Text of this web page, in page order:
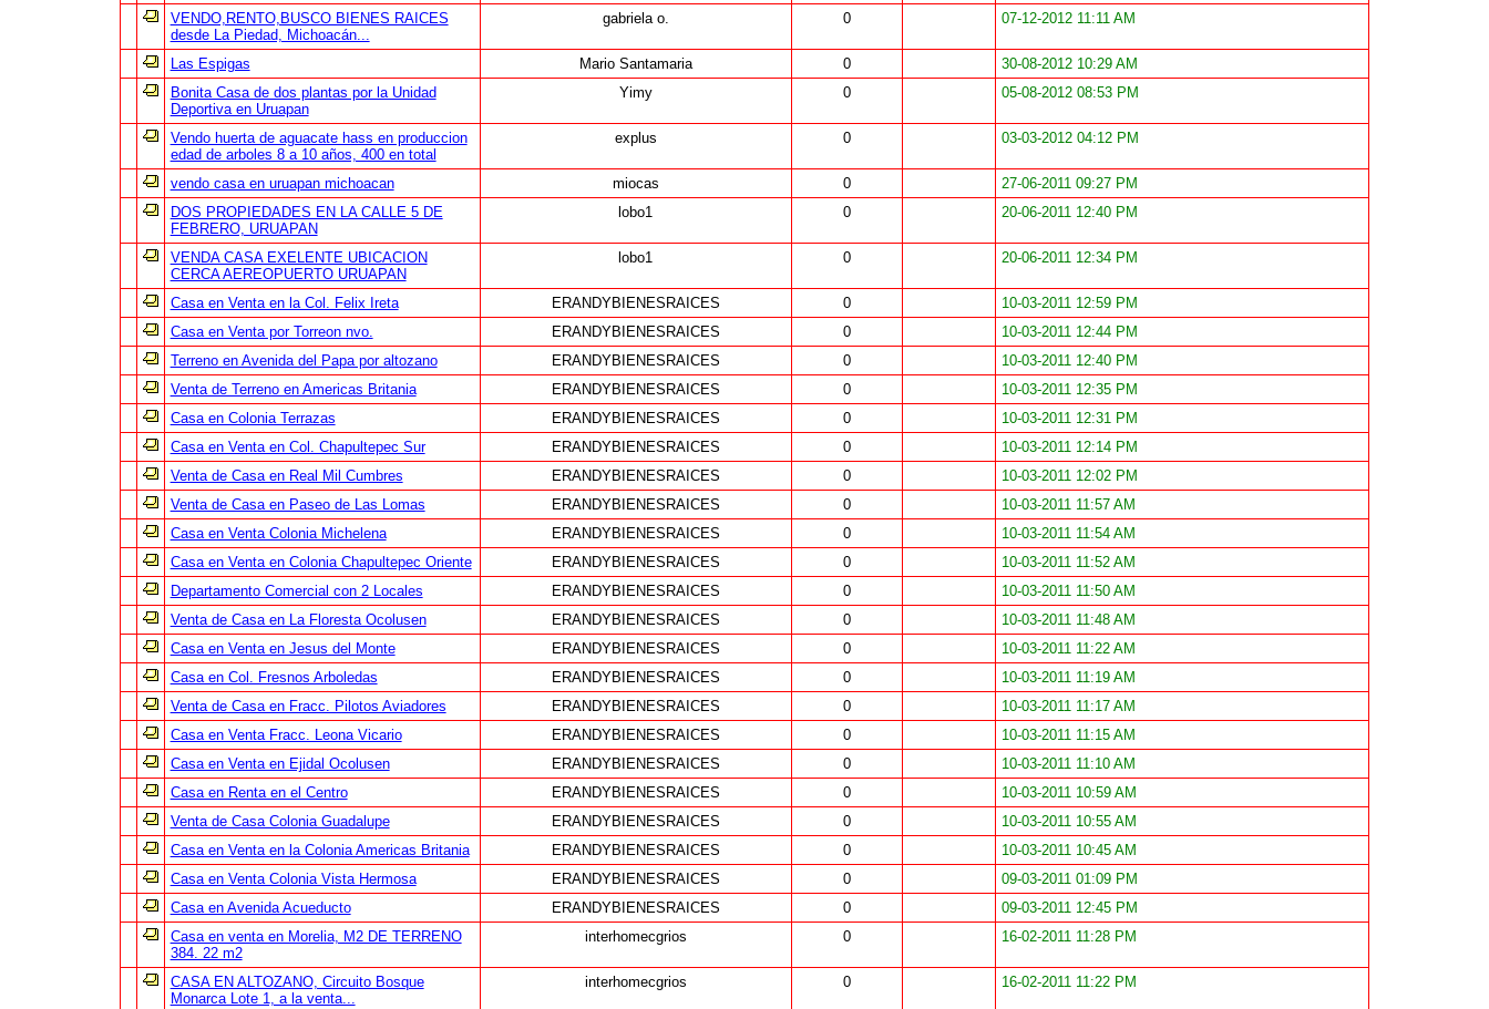
VENDO,RENTO,BUSCO BIENES RAICES
desde La Piedad, Michoacán...
gabriela o. 0 07-12-2012 11:11 AM
Las Espigas Mario Santamaria 0
30-08-2012 10:29 AM
Bonita Casa de dos plantas por la Unidad
Deportiva en Uruapan
Yimy 0 05-08-2012 08:53 PM
Vendo huerta de aguacate hass en produccion
edad de arboles 8 a 10 años, 400 en total
explus 0 03-03-2012 04:12 PM
vendo casa en uruapan michoacan miocas 0
27-06-2011 09:27 PM
DOS PROPIEDADES EN LA CALLE 5 DE
FEBRERO, URUAPAN
lobo1 0 20-06-2011 12:40 PM
VENDA CASA EXELENTE UBICACION
CERCA AEREOPUERTO URUAPAN
lobo1 0 20-06-2011 12:34 PM
Casa en Venta en la Col. Felix Ireta ERANDYBIENESRAICES 0
10-03-2011 12:59 PM
Casa en Venta por Torreon nvo.
ERANDYBIENESRAICES 0
10-03-2011 12:44 PM
Terreno en Avenida del Papa por altozano
ERANDYBIENESRAICES 0
10-03-2011 12:40 PM
Venta de Terreno en Americas Britania
ERANDYBIENESRAICES 0
10-03-2011 12:35 PM
Casa en Colonia Terrazas
ERANDYBIENESRAICES 0
10-03-2011 12:31 PM
Casa en Venta en Col. Chapultepec Sur
ERANDYBIENESRAICES 0
10-03-2011 12:14 PM
Venta de Casa en Real Mil Cumbres
ERANDYBIENESRAICES 0
10-03-2011 12:02 PM
Venta de Casa en Paseo de Las Lomas
ERANDYBIENESRAICES 0
10-03-2011 11:57 AM
Casa en Venta Colonia Michelena
ERANDYBIENESRAICES 0
10-03-2011 11:54 AM
Casa en Venta en Colonia Chapultepec Oriente
ERANDYBIENESRAICES 0
10-03-2011 11:52 AM
Departamento Comercial con 2 Locales
ERANDYBIENESRAICES 0
10-03-2011 11:50 AM
Venta de Casa en La Floresta Ocolusen
ERANDYBIENESRAICES 0
10-03-2011 11:48 AM
Casa en Venta en Jesus del Monte
ERANDYBIENESRAICES 0
10-03-2011 11:22 AM
Casa en Col. Fresnos Arboledas
ERANDYBIENESRAICES 0
10-03-2011 11:19 AM
Venta de Casa en Fracc. Pilotos Aviadores
ERANDYBIENESRAICES 0
10-03-2011 11:17 AM
Casa en Venta Fracc. Leona Vicario
ERANDYBIENESRAICES 0
10-03-2011 11:15 AM
Casa en Venta en Ejidal Ocolusen
ERANDYBIENESRAICES 0
10-03-2011 11:10 AM
Casa en Renta en el Centro
ERANDYBIENESRAICES 0
10-03-2011 10:59 AM
Venta de Casa Colonia Guadalupe
ERANDYBIENESRAICES 0
10-03-2011 10:55 AM
Casa en Venta en la Colonia Americas Britania
ERANDYBIENESRAICES 0
10-03-2011 10:45 AM
Casa en Venta Colonia Vista Hermosa
ERANDYBIENESRAICES 0
09-03-2011 01:09 PM
Casa en Avenida Acueducto
ERANDYBIENESRAICES 0
09-03-2011 12:45 PM
Casa en venta en Morelia, M2 DE TERRENO
384. 22 m2
interhomecgrios 0 16-02-2011 11:28 PM
CASA EN ALTOZANO, Circuito Bosque
Monarca Lote 1, a la venta...
interhomecgrios 0 16-02-2011 11:22 PM